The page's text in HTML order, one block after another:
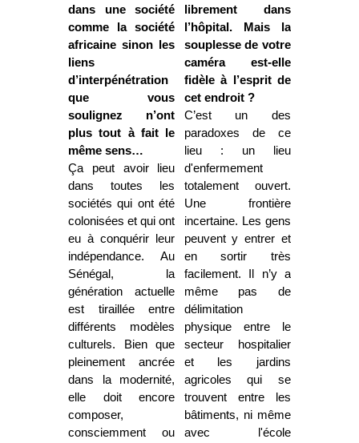
dans une société
comme la société
africaine sinon les
liens
d’interpénétration
que vous
soulignez n’ont
plus tout à fait le
même sens…
Ça peut avoir lieu
dans toutes les
sociétés qui ont été
colonisées et qui ont
eu à conquérir leur
indépendance. Au
Sénégal, la
génération actuelle
est tiraillée entre
différents modèles
culturels. Bien que
pleinement ancrée
dans la modernité,
elle doit encore
composer,
consciemment ou
librement dans
l’hôpital. Mais la
souplesse de votre
caméra est-elle
fidèle à l’esprit de
cet endroit ?
C’est un des
paradoxes de ce
lieu : un lieu
d'enfermement
totalement ouvert.
Une frontière
incertaine. Les gens
peuvent y entrer et
en sortir très
facilement. Il n’y a
même pas de
délimitation
physique entre le
secteur hospitalier
et les jardins
agricoles qui se
trouvent entre les
bâtiments, ni même
avec l'école